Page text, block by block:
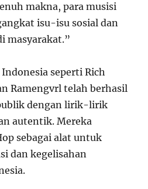
makna, para musisi
isu-isu sosial dan
masyarakat.”
seperti Rich
Ramengvrl telah berhasil
dengan lirik-lirik
autentik. Mereka
sebagai alat untuk
dan kegelisahan